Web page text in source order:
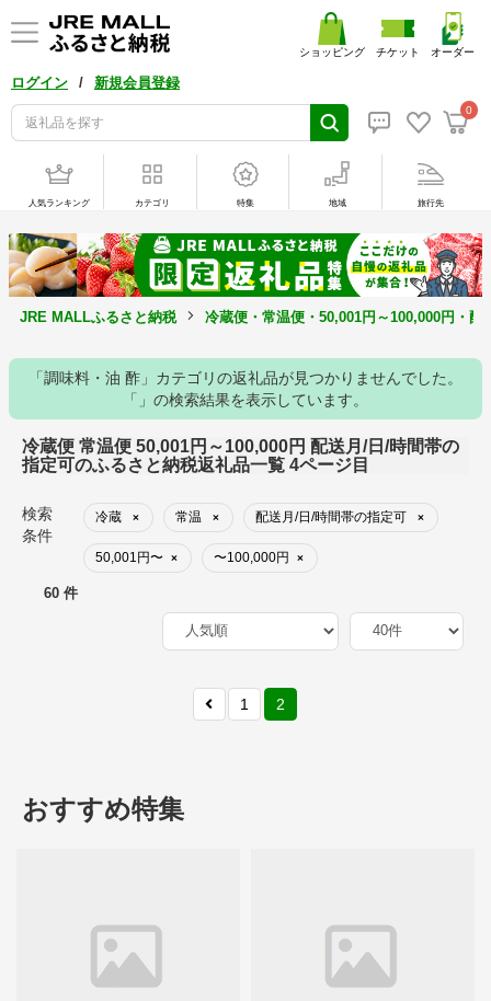
ログイン / 新規会員登録
0
ショッピング チケット オーダー
人気ランキング カテゴリ 特集 地域 旅行先
JRE MALLふるさと納税 冷蔵便・常温便・50,001円～100,000円・
「調味料・油 酢」カテゴリの返礼品が見つかりませんでした。
「」の検索結果を表示しています。
冷蔵便 常温便 50,001円～100,000円 配送月/日/時間帯の
指定可のふるさと納税返礼品一覧 4ページ目
検索
条件
冷蔵 × 常温 × 配送月/日/時間帯の指定可 ×
50,001円〜 × 〜100,000円 ×
60 件
1 2
おすすめ特集